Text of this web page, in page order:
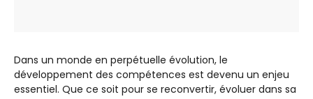
Dans un monde en perpétuelle évolution, le
développement des compétences est devenu un enjeu
essentiel. Que ce soit pour se reconvertir, évoluer dans sa